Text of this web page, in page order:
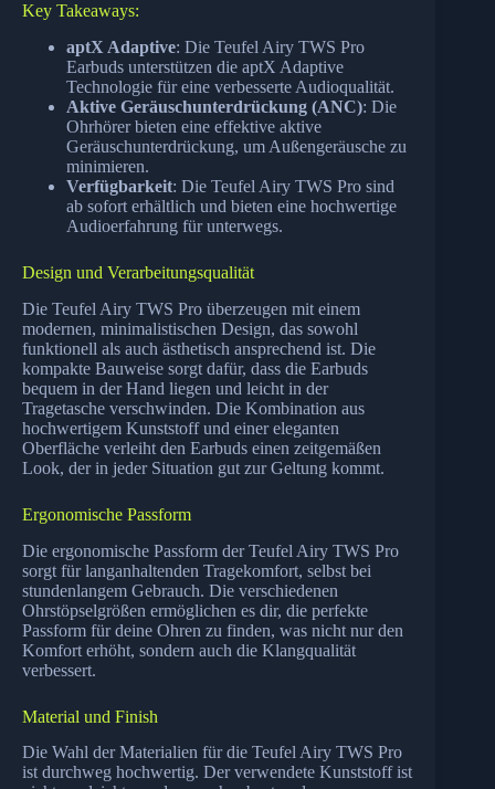
Key Takeaways:
aptX Adaptive: Die Teufel Airy TWS Pro
Earbuds unterstützen die aptX Adaptive
Technologie für eine verbesserte Audioqualität.
Aktive Geräuschunterdrückung (ANC): Die
Ohrhörer bieten eine effektive aktive
Geräuschunterdrückung, um Außengeräusche zu
minimieren.
Verfügbarkeit: Die Teufel Airy TWS Pro sind
ab sofort erhältlich und bieten eine hochwertige
Audioerfahrung für unterwegs.
Design und Verarbeitungsqualität
Die Teufel Airy TWS Pro überzeugen mit einem
modernen, minimalistischen Design, das sowohl
funktionell als auch ästhetisch ansprechend ist. Die
kompakte Bauweise sorgt dafür, dass die Earbuds
bequem in der Hand liegen und leicht in der
Tragetasche verschwinden. Die Kombination aus
hochwertigem Kunststoff und einer eleganten
Oberfläche verleiht den Earbuds einen zeitgemäßen
Look, der in jeder Situation gut zur Geltung kommt.
Ergonomische Passform
Die ergonomische Passform der Teufel Airy TWS Pro
sorgt für langanhaltenden Tragekomfort, selbst bei
stundenlangem Gebrauch. Die verschiedenen
Ohrstöpselgrößen ermöglichen es dir, die perfekte
Passform für deine Ohren zu finden, was nicht nur den
Komfort erhöht, sondern auch die Klangqualität
verbessert.
Material und Finish
Die Wahl der Materialien für die Teufel Airy TWS Pro
ist durchweg hochwertig. Der verwendete Kunststoff ist